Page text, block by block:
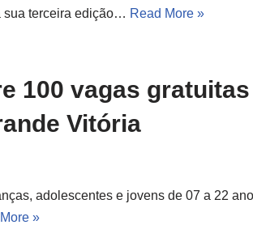
sua terceira edição… Read More »
100 vagas
Vitória
adolescentes e jovens de 07 a 22
»